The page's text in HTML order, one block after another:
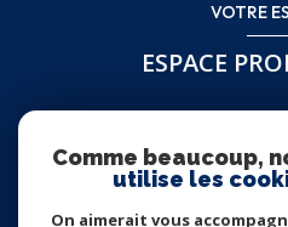
VOTRE
ESPACE
Comme beaucoup,
utilise les
On aimerait vous